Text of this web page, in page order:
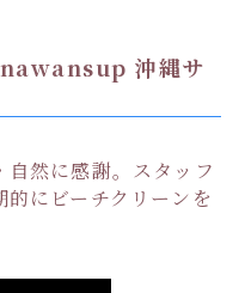
沖縄サ
然に感謝。スタッフ
にビーチクリーンを